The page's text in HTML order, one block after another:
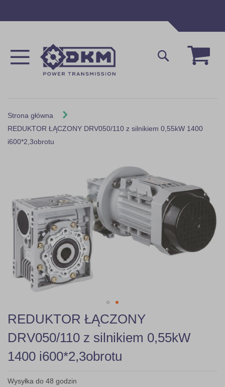
Mój
Szukaj
Strona główna
REDUKTOR ŁĄCZONY DRV050/110 z silnikiem 0,55kW 1400
i600*2,3obrotu
the
images
gallery
Skip
to
the
beginning
of
the
gallery
REDUKTOR ŁĄCZONY
DRV050/110 z silnikiem 0,55kW
1400 i600*2,3obrotu
Wysyłka do 48 godzin